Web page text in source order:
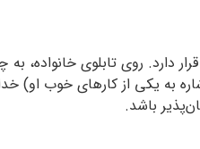
دارد. روی تابلوی خانواده، به
به یکی از کارهای خوب او)
باشد.